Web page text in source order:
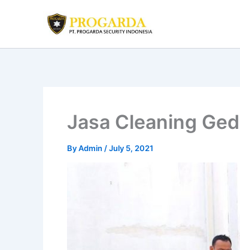
Jasa Cleaning
ByAdmin /July 5, 2021